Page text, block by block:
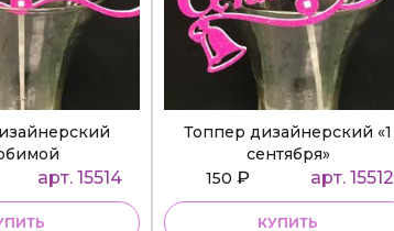
арт. 15514
Топпер дизайнерский «1
сентября»
150 ₽ арт. 15512
КУПИТЬ